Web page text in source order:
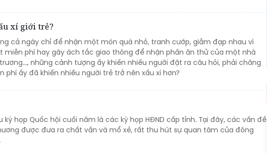
xí giới trẻ?
cả ngày chỉ để nhận một món quà nhỏ, tranh cướp, giẫm đạp nhau vì
phí hay gây ách tắc giao thông để nhận phần ăn thử của một nhà
những cảnh tượng ấy khiến nhiều người đặt ra câu hỏi, phải chăng
phí ấy đã khiến nhiều người trẻ trở nên xấu xí hơn?
kỳ họp Quốc hội cuối năm là các kỳ họp HĐND cấp tỉnh. Tại đây, các vấn đề
được đưa ra chất vấn và mổ xẻ, rất thu hút sự quan tâm của đông